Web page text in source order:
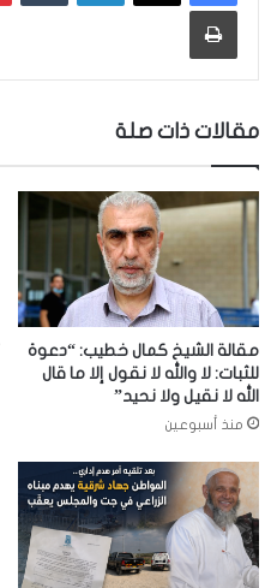
طباعة
مقالات ذات صلة
مقالة الشيخ كمال خطيب: “دعوة
للثبات: لا والله لا نقول إلا ما قال
الله لا نقيل ولا نحيد”
منذ أسبوعين